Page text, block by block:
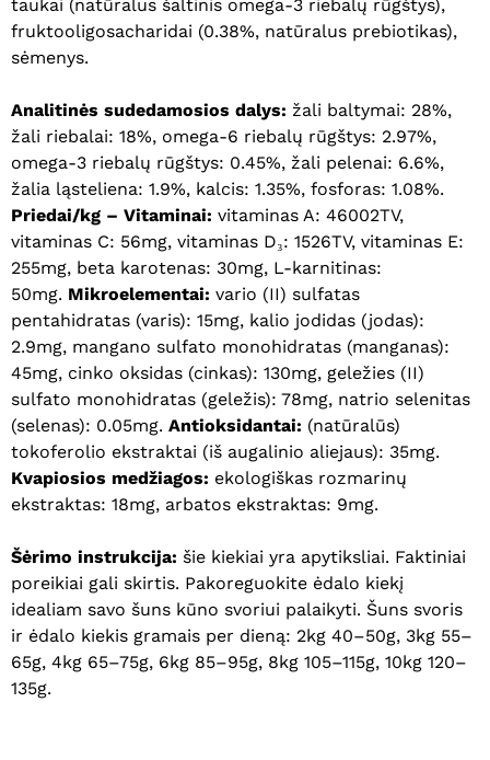
Krepšelyje nėra produktų.
Eiti Į Parduotuvę
taukai (natūralus šaltinis omega-3 riebalų rūgštys),
fruktooligosacharidai (0.38%, natūralus prebiotikas),
sėmenys.
Analitinės sudedamosios dalys: žali baltymai: 28%,
žali riebalai: 18%, omega-6 riebalų rūgštys: 2.97%,
omega-3 riebalų rūgštys: 0.45%, žali pelenai: 6.6%,
žalia ląsteliena: 1.9%, kalcis: 1.35%, fosforas: 1.08%.
Priedai/kg – Vitaminai: vitaminas A: 46002TV,
vitaminas C: 56mg, vitaminas D₃: 1526TV, vitaminas E:
255mg, beta karotenas: 30mg, L-karnitinas:
50mg. Mikroelementai: vario (II) sulfatas
pentahidratas (varis): 15mg, kalio jodidas (jodas):
2.9mg, mangano sulfato monohidratas (manganas):
45mg, cinko oksidas (cinkas): 130mg, geležies (II)
sulfato monohidratas (geležis): 78mg, natrio selenitas
(selenas): 0.05mg. Antioksidantai: (natūralūs)
tokoferolio ekstraktai (iš augalinio aliejaus): 35mg.
Kvapiosios medžiagos: ekologiškas rozmarinų
ekstraktas: 18mg, arbatos ekstraktas: 9mg.
Šėrimo instrukcija: šie kiekiai yra apytiksliai. Faktiniai
poreikiai gali skirtis. Pakoreguokite ėdalo kiekį
idealiam savo šuns kūno svoriui palaikyti. Šuns svoris
ir ėdalo kiekis gramais per dieną: 2kg 40–50g, 3kg 55–
65g, 4kg 65–75g, 6kg 85–95g, 8kg 105–115g, 10kg 120–
135g.